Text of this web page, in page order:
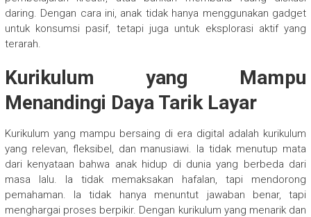
daring. Dengan cara ini, anak tidak hanya menggunakan gadget
untuk konsumsi pasif, tetapi juga untuk eksplorasi aktif yang
terarah.
Kurikulum yang Mampu
Menandingi Daya Tarik Layar
Kurikulum yang mampu bersaing di era digital adalah kurikulum
yang relevan, fleksibel, dan manusiawi. Ia tidak menutup mata
dari kenyataan bahwa anak hidup di dunia yang berbeda dari
masa lalu. Ia tidak memaksakan hafalan, tapi mendorong
pemahaman. Ia tidak hanya menuntut jawaban benar, tapi
menghargai proses berpikir. Dengan kurikulum yang menarik dan